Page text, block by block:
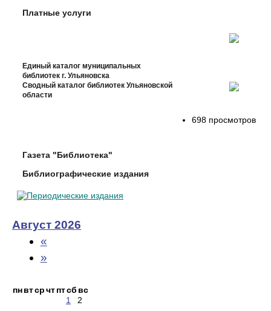
Платные услуги
Единый каталог муниципальных
библиотек г. Ульяновска
Сводный каталог библиотек Ульяновской
области
Газета "Библиотека"
Библиографические издания
Август 2026
«
»
пнвтсрчтптсб вс
1
2
698 просмотров